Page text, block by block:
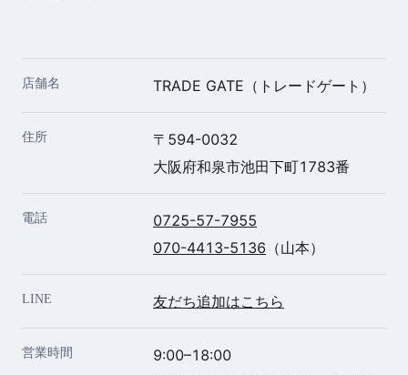
店舗名 TRADE GATE（トレードゲート）
住所
〒594-0032
大阪府和泉市池田下町1783番
電話
0725-57-7955
070-4413-5136 （山本）
LINE 友だち追加はこちら
営業時間
9:00–18:00